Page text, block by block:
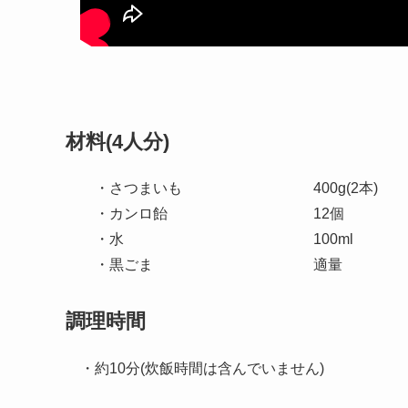
材料(4人分)
・さつまいも 400g(2本)
・カンロ飴 12個
・水 100ml
・黒ごま
調理時間
・約10分(炊飯時間は含んでいません)